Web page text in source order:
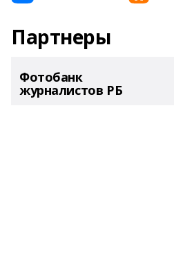
Партнеры
Фотобанк
журналистов РБ